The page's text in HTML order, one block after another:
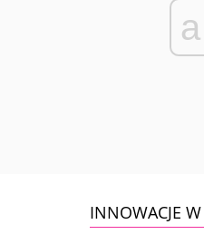
INNOWACJE